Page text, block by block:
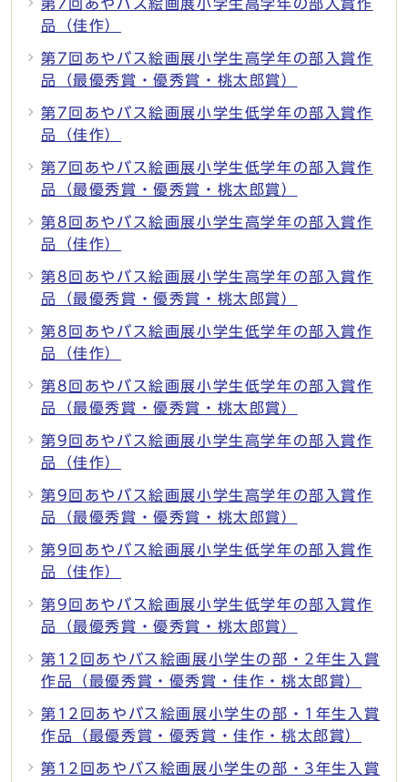
第7回あやバス絵画展小学生高学年の部入賞作
品（佳作）
第7回あやバス絵画展小学生高学年の部入賞作
品（最優秀賞・優秀賞・桃太郎賞）
第7回あやバス絵画展小学生低学年の部入賞作
品（佳作）
第7回あやバス絵画展小学生低学年の部入賞作
品（最優秀賞・優秀賞・桃太郎賞）
第8回あやバス絵画展小学生高学年の部入賞作
品（佳作）
第8回あやバス絵画展小学生高学年の部入賞作
品（最優秀賞・優秀賞・桃太郎賞）
第8回あやバス絵画展小学生低学年の部入賞作
品（佳作）
第8回あやバス絵画展小学生低学年の部入賞作
品（最優秀賞・優秀賞・桃太郎賞）
第9回あやバス絵画展小学生高学年の部入賞作
品（佳作）
第9回あやバス絵画展小学生高学年の部入賞作
品（最優秀賞・優秀賞・桃太郎賞）
第9回あやバス絵画展小学生低学年の部入賞作
品（佳作）
第9回あやバス絵画展小学生低学年の部入賞作
品（最優秀賞・優秀賞・桃太郎賞）
第12回あやバス絵画展小学生の部・2年生入賞
作品（最優秀賞・優秀賞・佳作・桃太郎賞）
第12回あやバス絵画展小学生の部・1年生入賞
作品（最優秀賞・優秀賞・佳作・桃太郎賞）
第12回あやバス絵画展小学生の部・3年生入賞